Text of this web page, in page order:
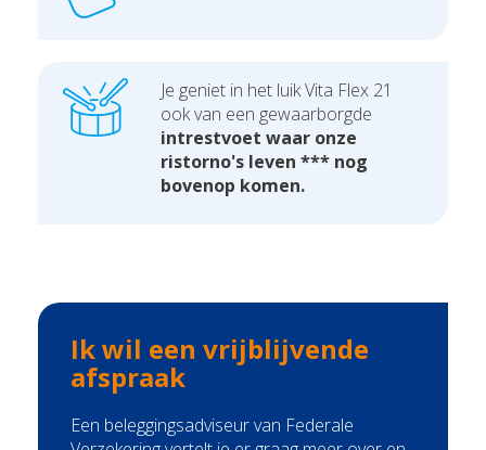
Je geniet in het luik Vita Flex 21
ook van een gewaarborgde
intrestvoet waar onze
ristorno's leven *** nog
bovenop komen.
Ik wil een vrijblijvende
afspraak
Een beleggingsadviseur van Federale